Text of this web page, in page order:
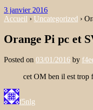
3 janvier 2016
Accueil › Uncategorized ›
Orange Pi pc et
Posted on 03/01/2016 by
cet OM ben il est trop
f5nlg